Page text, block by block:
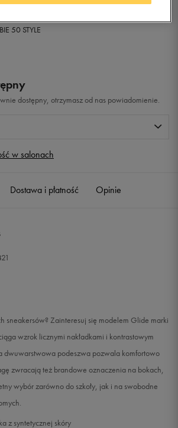
50 STYLE
dostępny, otrzymasz od nas powiadomienie.
Powiadom o dostępności
w salonach
Dostawa i płatność Opinie
sneakersów? Zainteresuj się modelem Glide marki
wzrok licznymi nakładkami i kontrastowym
dwuwarstwowa podeszwa pozwala komfortowo
zwracają też brandowe oznaczenia na bokach,
wybór zarówno do szkoły, jak i na swobodne
z syntetycznej skóry